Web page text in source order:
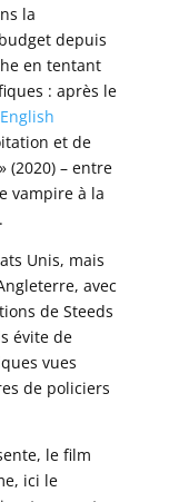
la
depuis
en tentant
: après le
et de
» (2020) – entre
vampire à la
Unis, mais
avec
de Steeds
évite de
vues
de policiers
le film
ici le